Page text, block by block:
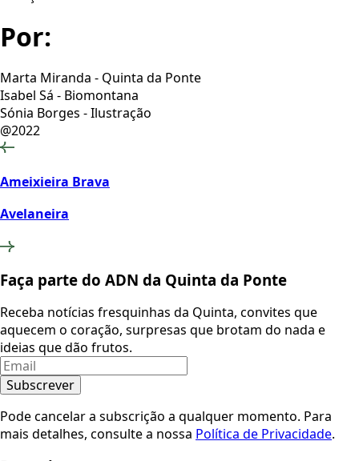
Por:
Marta Miranda - Quinta da Ponte
Isabel Sá - Biomontana
Sónia Borges - Ilustração
@2022
Ameixieira Brava
Avelaneira
Faça parte do ADN da Quinta da Ponte
Receba notícias fresquinhas da Quinta, convites que
aquecem o coração, surpresas que brotam do nada e
ideias que dão frutos.
Subscrever
Pode cancelar a subscrição a qualquer momento. Para
mais detalhes, consulte a nossa Política de Privacidade.